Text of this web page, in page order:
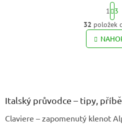
O
v
l
í
p
r
v
S
t
r
á
n
k
1
3
32 položek
Italský průvodce – tipy,
Claviere – zapomenutý klenot